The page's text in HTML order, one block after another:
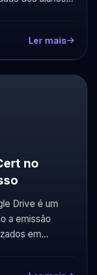
Ler mais
no
Drive é um
a emissão
em